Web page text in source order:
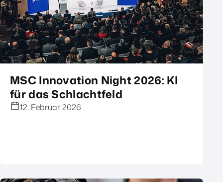
MSC Innovation Night 2026: KI
für das Schlachtfeld
12. Februar 2026